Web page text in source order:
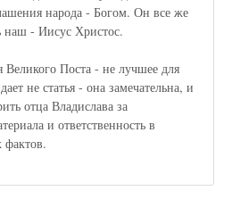
народа - Богом. Он все же
наш - Иисус Христос.
Великого Поста - не лучшее для
не статья - она замечательна, и
отца Владислава за
и ответственность в
фактов.